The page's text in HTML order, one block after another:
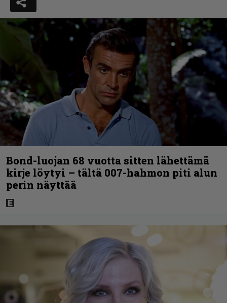
Bond-luojan 68 vuotta sitten lähettämä
kirje löytyi – tältä 007-hahmon piti alun
perin näyttää